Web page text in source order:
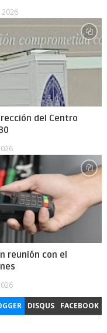
2026
del Centro
reunión con el
DISQUS FACEBOOK